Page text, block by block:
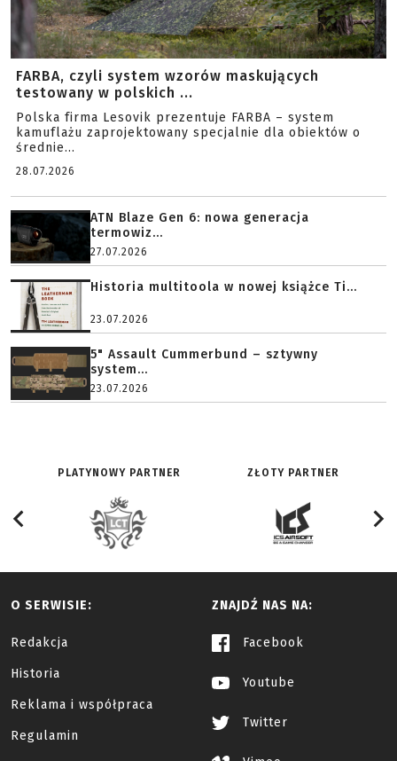
FARBA, czyli system wzorów maskujących
testowany w polskich ...
Polska firma Lesovik prezentuje FARBA – system
kamuflażu zaprojektowany specjalnie dla obiektów o
średnie...
28.07.2026
ATN Blaze Gen 6: nowa generacja
termowiz...
27.07.2026
Historia multitoola w nowej książce Ti...
23.07.2026
5" Assault Cummerbund – sztywny
system...
23.07.2026
PLATYNOWY PARTNER ZŁOTY PARTNER
O SERWISIE:
Redakcja
Historia
Reklama i współpraca
Regulamin
ZNAJDŹ NAS NA:
Facebook
Youtube
Twitter